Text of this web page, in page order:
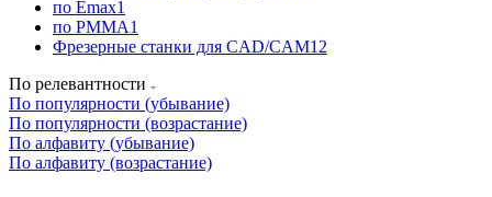
по Emax1
по PMMA1
Фрезерные станки для CAD/CAM12
По релевантности
По популярности (убывание)
По популярности (возрастание)
По алфавиту (убывание)
По алфавиту (возрастание)